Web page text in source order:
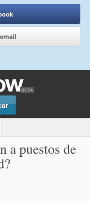
a puestos de